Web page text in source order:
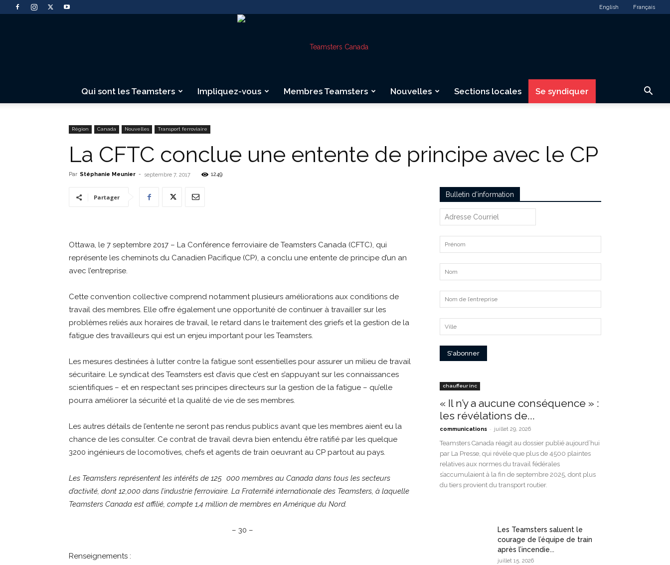
English Français
Qui sont les Teamsters Impliquez-vous Membres Teamsters Nouvelles Sections locales Se syndiquer
Région Canada Nouvelles Transport ferroviaire
La CFTC conclue une entente de principe avec le CP
Par Stéphanie Meunier - septembre 7, 2017 1249
Partager
Ottawa, le 7 septembre 2017 – La Conférence ferroviaire de Teamsters Canada (CFTC), qui
représente les cheminots du Canadien Pacifique (CP), a conclu une entente de principe d’un an
avec l’entreprise.
Cette convention collective comprend notamment plusieurs améliorations aux conditions de
travail des membres. Elle offre également une opportunité de continuer à travailler sur les
problèmes reliés aux horaires de travail, le retard dans le traitement des griefs et la gestion de la
fatigue des travailleurs qui est un enjeu important pour les Teamsters.
Les mesures destinées à lutter contre la fatigue sont essentielles pour assurer un milieu de travail
sécuritaire. Le syndicat des Teamsters est d’avis que c’est en s’appuyant sur les connaissances
scientifiques – et en respectant ses principes directeurs sur la gestion de la fatigue – qu’elle
pourra améliorer la sécurité et la qualité de vie de ses membres.
Les autres détails de l’entente ne seront pas rendus publics avant que les membres aient eu la
chance de les consulter. Ce contrat de travail devra bien entendu être ratifié par les quelque
3200 ingénieurs de locomotives, chefs et agents de train oeuvrant au CP partout au pays.
Les Teamsters représentent les intérêts de 125 000 membres au Canada dans tous les secteurs
d’activité, dont 12,000 dans l’industrie ferroviaire. La Fraternité internationale des Teamsters, à laquelle
Teamsters Canada est affilié, compte 1,4 million de membres en Amérique du Nord.
– 30 –
Renseignements :
Bulletin d’information
chauffeur inc
« Il n’y a aucune conséquence » :
les révélations de...
communications - juillet 29, 2026
Teamsters Canada réagit au dossier publié aujourd’hui
par La Presse, qui révèle que plus de 4500 plaintes
relatives aux normes du travail fédérales
s’accumulaient à la fin de septembre 2025, dont plus
du tiers provient du transport routier.
Les Teamsters saluent le
courage de l’équipe de train
après l’incendie...
juillet 15, 2026